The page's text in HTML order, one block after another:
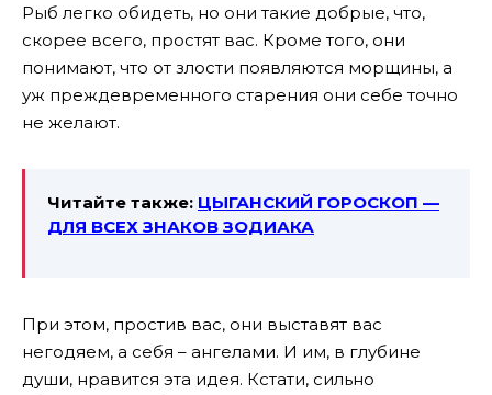
Рыб легко обидеть, но они такие добрые, что,
скорее всего, простят вас. Кроме того, они
понимают, что от злости появляются морщины, а
уж преждевременного старения они себе точно
не желают.
Читайте также: ЦЫГАНСКИЙ ГОРОСКОП —
ДЛЯ ВСЕХ ЗНАКОВ ЗОДИАКА
При этом, простив вас, они выставят вас
негодяем, а себя – ангелами. И им, в глубине
души, нравится эта идея. Кстати, сильно